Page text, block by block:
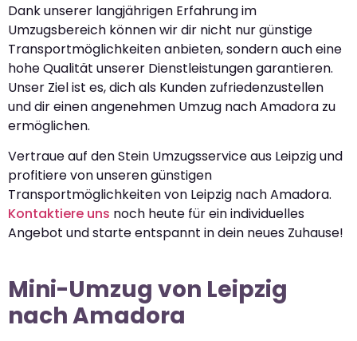
Dank unserer langjährigen Erfahrung im
Umzugsbereich können wir dir nicht nur günstige
Transportmöglichkeiten anbieten, sondern auch eine
hohe Qualität unserer Dienstleistungen garantieren.
Unser Ziel ist es, dich als Kunden zufriedenzustellen
und dir einen angenehmen Umzug nach Amadora zu
ermöglichen.
Vertraue auf den Stein Umzugsservice aus Leipzig und
profitiere von unseren günstigen
Transportmöglichkeiten von Leipzig nach Amadora.
Kontaktiere uns noch heute für ein individuelles
Angebot und starte entspannt in dein neues Zuhause!
Mini-Umzug von Leipzig
nach Amadora